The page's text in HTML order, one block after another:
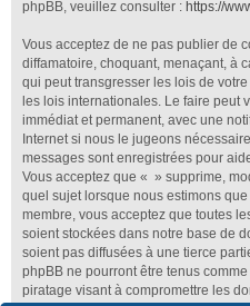
phpBB, veuillez consulter : https://
Vous acceptez de ne pas publier de
diffamatoire, choquant, menaçant, à
qui peut transgresser les lois de
les lois internationales. Le faire peut
immédiat et permanent, avec une
Internet si nous le jugeons
messages sont enregistrées pour
Vous acceptez que « » supprime,
quel sujet lorsque nous estimons
membre, vous acceptez que toutes
soient stockées dans notre base de
soient pas diffusées à une tierce
phpBB ne pourront être tenus
piratage visant à compromettre les